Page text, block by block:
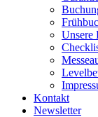
Unsere
Kontakt
Newsletter